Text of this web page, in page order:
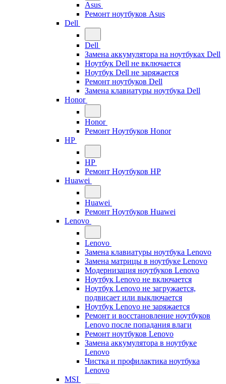
Asus
Ремонт ноутбуков Asus
Dell
Dell
Замена аккумулятора на ноутбуках Dell
Ноутбук Dell не включается
Ноутбук Dell не заряжается
Ремонт ноутбуков Dell
Замена клавиатуры ноутбука Dell
Honor
Honor
Ремонт Ноутбуков Honor
HP
HP
Ремонт Ноутбуков HP
Huawei
Huawei
Ремонт Ноутбуков Huawei
Lenovo
Lenovo
Замена клавиатуры ноутбука Lenovo
Замена матрицы в ноутбуке Lenovo
Модернизация ноутбуков Lenovo
Ноутбук Lenovo не включается
Ноутбук Lenovo не загружается,
подвисает или выключается
Ноутбук Lenovo не заряжается
Ремонт и восстановление ноутбуков
Lenovo после попадания влаги
Ремонт ноутбуков Lenovo
Замена аккумулятора в ноутбуке
Lenovo
Чистка и профилактика ноутбука
Lenovo
MSI